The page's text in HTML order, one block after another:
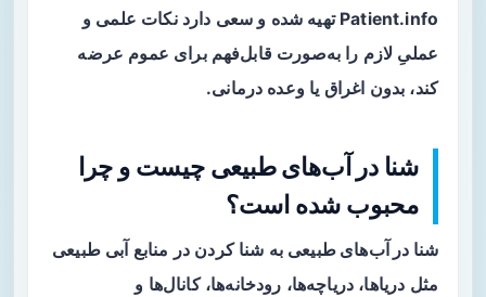
Patient.info تهیه شده و سعی دارد نکات علمی و
عملیِ لازم را به‌صورت قابل‌فهم برای عموم عرضه
کند، بدون اغراق یا وعده درمانی.
شنا در آب‌های طبیعی چیست و چرا
محبوب شده است؟
شنا در آب‌های طبیعی به شنا کردن در منابع آبی طبیعی
مثل دریاها، دریاچه‌ها، رودخانه‌ها، کانال‌ها و